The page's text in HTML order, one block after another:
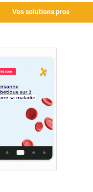
Vos solutions pros